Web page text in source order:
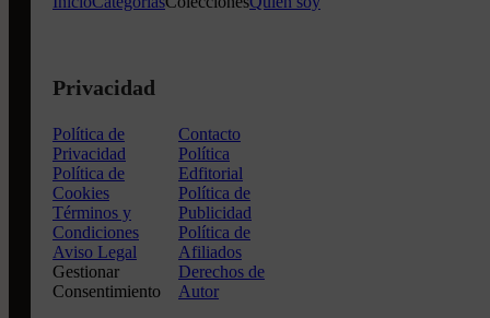
Privacidad
Política de
Privacidad
Política de
Cookies
Términos y
Condiciones
Aviso Legal
Gestionar
Consentimiento
Contacto
Política
Edfitorial
Política de
Publicidad
Política de
Afiliados
Derechos de
Autor